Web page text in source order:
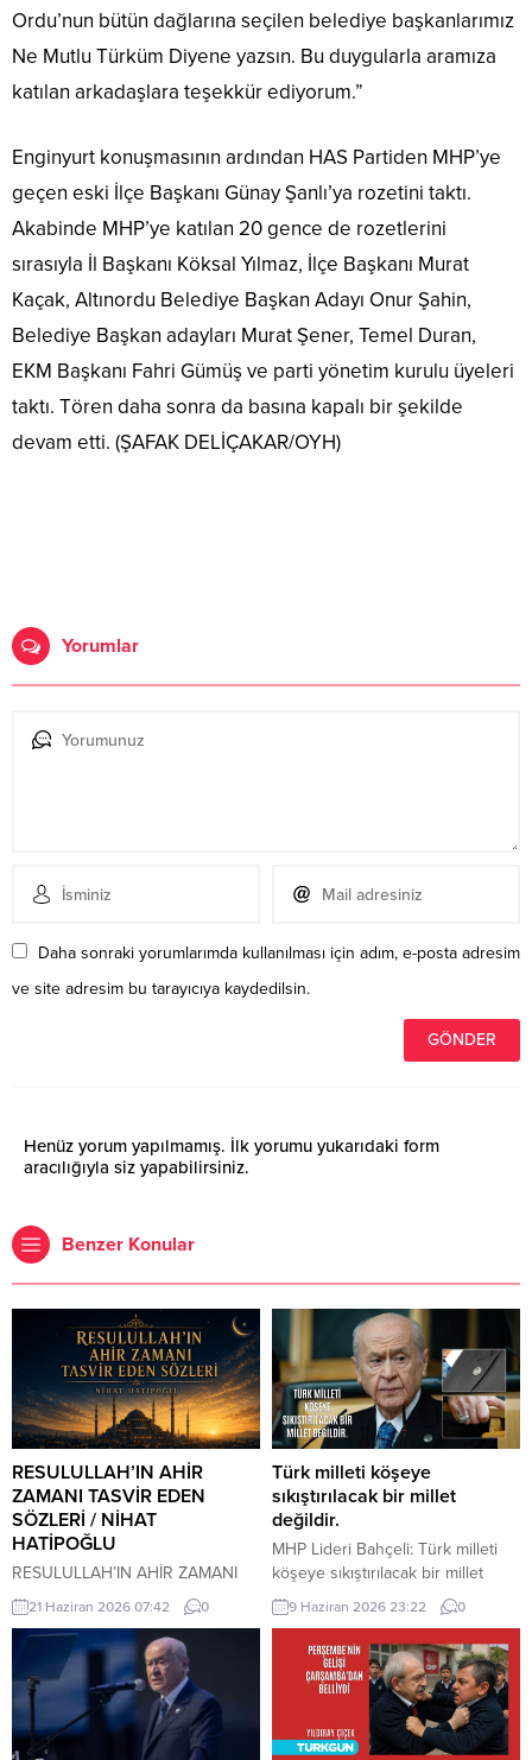
Ordu’nun bütün dağlarına seçilen belediye başkanlarımız
Ne Mutlu Türküm Diyene yazsın. Bu duygularla aramıza
katılan arkadaşlara teşekkür ediyorum.”
Enginyurt konuşmasının ardından HAS Partiden MHP’ye
geçen eski İlçe Başkanı Günay Şanlı’ya rozetini taktı.
Akabinde MHP’ye katılan 20 gence de rozetlerini
sırasıyla İl Başkanı Köksal Yılmaz, İlçe Başkanı Murat
Kaçak, Altınordu Belediye Başkan Adayı Onur Şahin,
Belediye Başkan adayları Murat Şener, Temel Duran,
EKM Başkanı Fahri Gümüş ve parti yönetim kurulu üyeleri
taktı. Tören daha sonra da basına kapalı bir şekilde
devam etti. (ŞAFAK DELİÇAKAR/OYH)
Yorumlar
Daha sonraki yorumlarımda kullanılması için adım, e-posta adresim
ve site adresim bu tarayıcıya kaydedilsin.
Henüz yorum yapılmamış. İlk yorumu yukarıdaki form
aracılığıyla siz yapabilirsiniz.
Benzer Konular
RESULULLAH’IN AHİR
ZAMANI TASVİR EDEN
SÖZLERİ / NİHAT
HATİPOĞLU
RESULULLAH’IN AHİR ZAMANI
TASVİR EDEN SÖZLERİ İnsanlar
heveslerine uyacaklar, zan ile
hükmedilecek. Bilinmeyen
konularda insanlar konuşacaklar.
Cehalet, dini bilmemek
çoğalacak. Çocuk istenmeyecek.
Dostluk azalacak. Dost dosta
21 Haziran 2026 07:42 0
Türk milleti köşeye
sıkıştırılacak bir millet
değildir.
MHP Lideri Bahçeli: Türk milleti
köşeye sıkıştırılacak bir millet
değildir. Türk milleti, karşısına
yedi düvel de dizilse tarih
sahnesinden silinecek bir millet
değildir. Türkiye, ham hayaller
kurulup çizilen haritaların
kenarına sıkıştırılacak, eline bir
avuç toprak verilip denizlerinden
9 Haziran 2026 23:22 0